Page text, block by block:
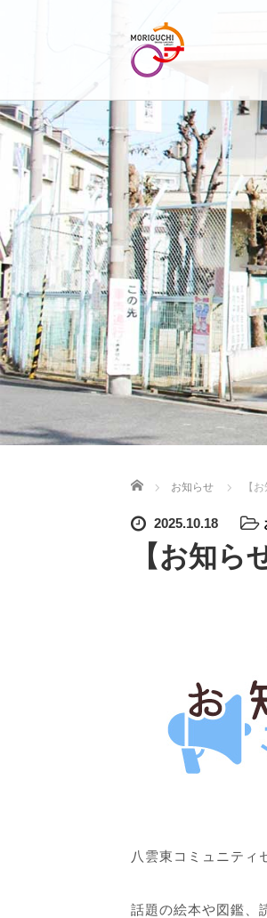
ホーム お知らせ 【
2025.10.18
【お知ら
八雲東コミュニティ
話題の絵本や図鑑、